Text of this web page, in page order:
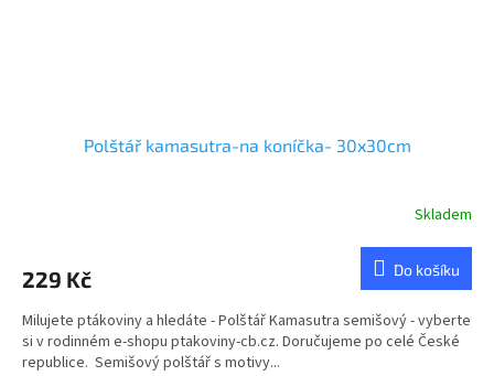
Polštář kamasutra-na koníčka- 30x30cm
Skladem
229 Kč Do košíku
Milujete ptákoviny a hledáte - Polštář Kamasutra semišový - vyberte
si v rodinném e-shopu ptakoviny-cb.cz. Doručujeme po celé České
republice. Semišový polštář s motivy...